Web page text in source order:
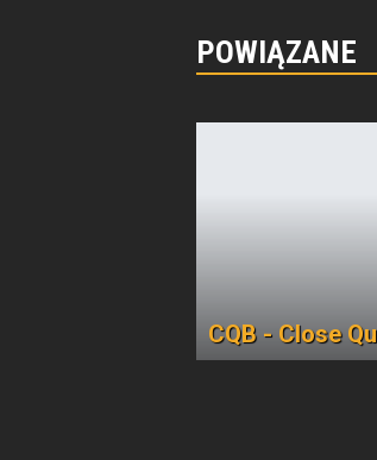
POWIĄZANE
CQB - Close